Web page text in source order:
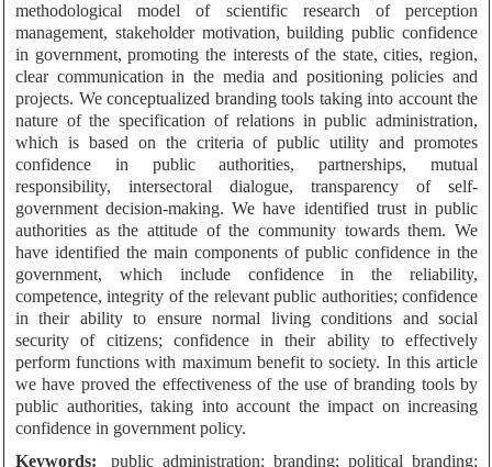
methodological model of scientific research of perception
management, stakeholder motivation, building public confidence
in government, promoting the interests of the state, cities, region,
clear communication in the media and positioning policies and
projects. We conceptualized branding tools taking into account the
nature of the specification of relations in public administration,
which is based on the criteria of public utility and promotes
confidence in public authorities, partnerships, mutual
responsibility, intersectoral dialogue, transparency of self-
government decision-making. We have identified trust in public
authorities as the attitude of the community towards them. We
have identified the main components of public confidence in the
government, which include confidence in the reliability,
competence, integrity of the relevant public authorities; confidence
in their ability to ensure normal living conditions and social
security of citizens; confidence in their ability to effectively
perform functions with maximum benefit to society. In this article
we have proved the effectiveness of the use of branding tools by
public authorities, taking into account the impact on increasing
confidence in government policy.
Keywords:
public administration; branding; political branding;